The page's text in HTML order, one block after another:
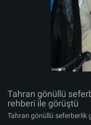
Tahran gönüllü
rehberi ile görüştü
Tahran gönüllü seferberlik